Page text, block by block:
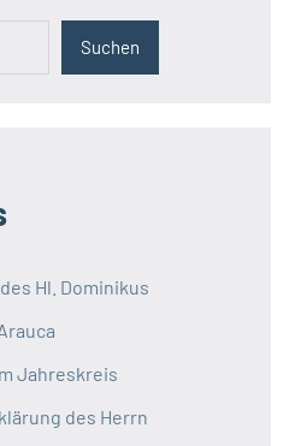
Suchen
Hl. Dominikus
Jahreskreis
des Herrn